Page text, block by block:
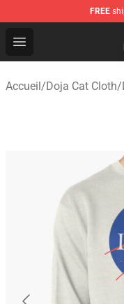
FREE
Open menu
Doja Cat Store -
Accueil/Doja Cat Cloth/